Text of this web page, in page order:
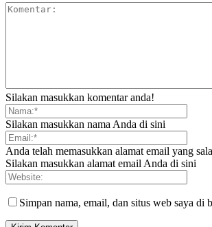
Silakan masukkan komentar anda!
Silakan masukkan nama Anda di sini
Anda telah memasukkan alamat email yang
Silakan masukkan alamat email Anda di sini
Simpan nama, email, dan situs web saya